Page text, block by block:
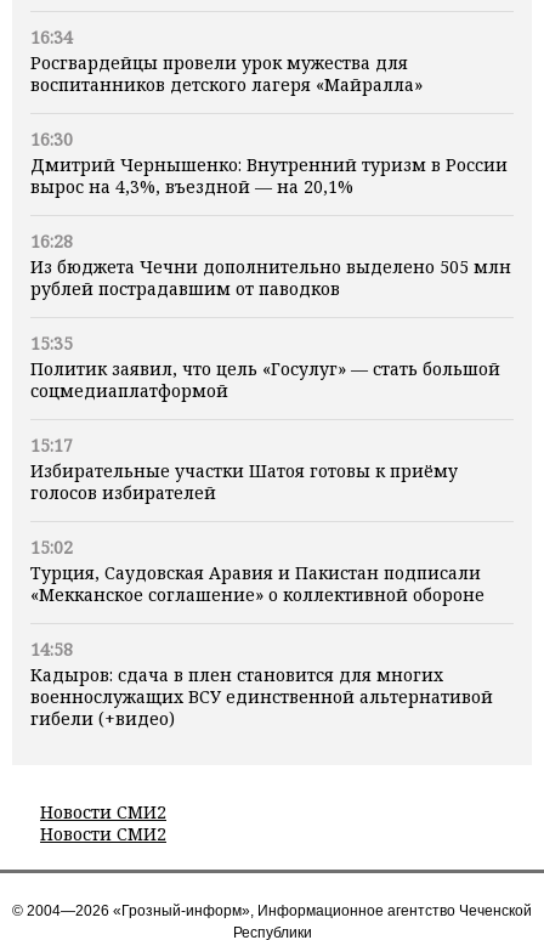
16:34
Росгвардейцы провели урок мужества для
воспитанников детского лагеря «Майралла»
16:30
Дмитрий Чернышенко: Внутренний туризм в России
вырос на 4,3%, въездной — на 20,1%
16:28
Из бюджета Чечни дополнительно выделено 505 млн
рублей пострадавшим от паводков
15:35
Политик заявил, что цель «Госулуг» — стать большой
соцмедиаплатформой
15:17
Избирательные участки Шатоя готовы к приёму
голосов избирателей
15:02
Турция, Саудовская Аравия и Пакистан подписали
«Мекканское соглашение» о коллективной обороне
14:58
Кадыров: сдача в плен становится для многих
военнослужащих ВСУ единственной альтернативой
гибели (+видео)
Новости СМИ2
Новости СМИ2
© 2004—2026 «Грозный-информ», Информационное агентство Чеченской
Республики